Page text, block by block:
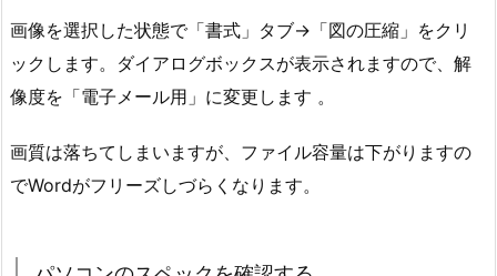
画像を選択した状態で「書式」タブ→「図の圧縮」をクリ
ックします。ダイアログボックスが表示されますので、解
像度を「電子メール用」に変更します 。
画質は落ちてしまいますが、ファイル容量は下がりますの
でWordがフリーズしづらくなります。